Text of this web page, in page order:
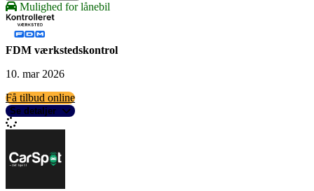
Mulighed for lånebil
FDM værkstedskontrol
10. mar 2026
Få tilbud online
Se detaljer